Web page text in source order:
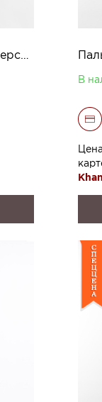
Трикотажное пальто из шерсти яка Мэрил
В